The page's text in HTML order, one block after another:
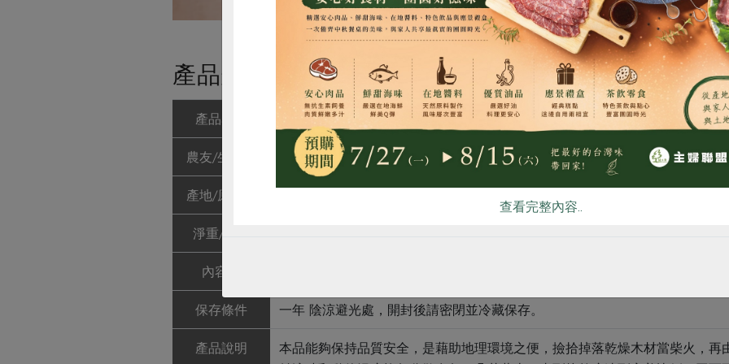
產品規格(*為合作社指定原料)
產品名稱 炭焙金針-80g
農友/生產者 花蓮縣達蘭埠文化農業產業推廣協會
產地/原產地
淨重/數量
內容物
保存條件 一年 陰涼避光處，開封後請密閉並冷藏保存。
產品說明
本品能夠保持品質安全，是藉助地理環境之便，撿拾掉落乾燥木材當柴火，再
惜食 RPET 食譜 減硝酸鹽 雞蛋 食安 共同
查看完整內容..